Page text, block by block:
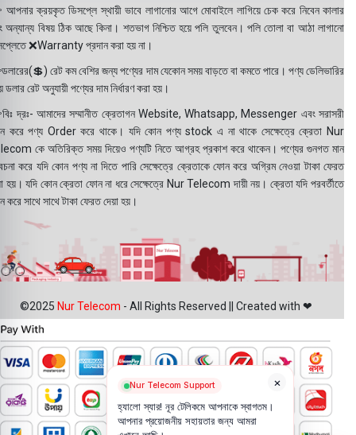
ক্রয়কৃত ডিসপ্লে স্থায়ী ভাবে লাগানোর আগে মোবাইলে লাগিয়ে চেক করে নিবেন কালার
অন্যান্য বিষয় ঠিক আছে কিনা। শতভাগ নিশ্চিত হয়ে পলি তুলবেন। পলি তোলা বা আঠা লাগানো
❌Warranty প্রদান করা হয় না।
রেট কম বেশির জন্য পণ্যের দাম যেকোন সময় বাড়তে বা কমতে পারে। পণ্য ডেলিভারির
ডলার রেট অনুযায়ী পণ্যের দাম নির্ধারণ করা হয়।
দ্রঃ- আমাদের সম্মানীত ক্রেতাগন Website, Whatsapp, Messenger এবং সরাসরী
করে পণ্য Order করে থাকে। যদি কোন পণ্য stock এ না থাকে সেক্ষেত্রে ক্রেতা Nur
কে অতিরিক্ত সময় দিয়েও পণ্যটি নিতে আগ্রহ প্রকাশ করে থাকেন। পণ্যের গুনগত মান
করে যদি কোন পণ্য না দিতে পারি সেক্ষেত্রে ক্রেতাকে ফোন করে অগ্রিম নেওয়া টাকা ফেরত
হয়। যদি কোন ক্রেতা ফোন না ধরে সেক্ষেত্রে Nur Telecom দায়ী নয়। ক্রেতা যদি পরবর্তীতে
করে সাথে সাথে টাকা ফেরত দেয়া হয়।
©2025 Nur Telecom - All Rights Reserved || Created with ❤
×
Nur Telecom Support
হ্যালো স্যার! নূর টেলিকমে আপনাকে স্বাগতম।
আপনার প্রয়োজনীয় সহায়তার জন্য আমরা